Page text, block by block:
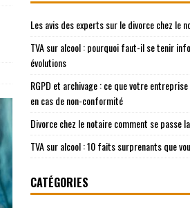
Les avis des experts sur le divorce chez le
TVA sur alcool : pourquoi faut-il se tenir
évolutions
RGPD et archivage : ce que votre
en cas de non-conformité
Divorce chez le notaire comment se passe
TVA sur alcool : 10 faits surprenants que
CATÉGORIES